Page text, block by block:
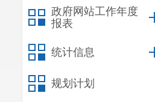
政府网站工作年度
报表
统计信息
规划计划